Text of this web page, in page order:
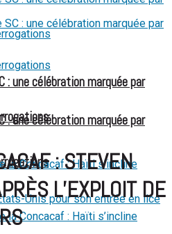
: une célébration marquée par
: une célébration marquée par
: STEVEN
L’EXPLOIT DE